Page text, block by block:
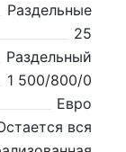
Раздельные
25
Раздельный
1 500/800/0
Евро
вся